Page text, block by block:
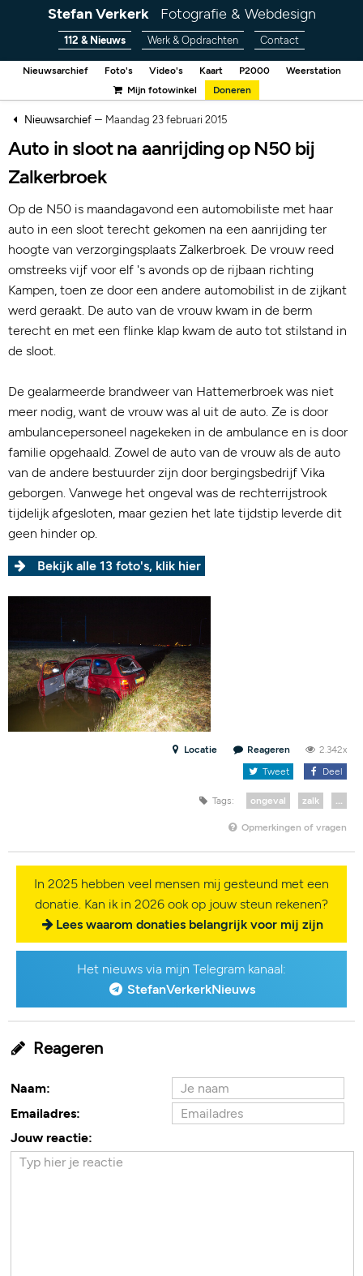
Stefan Verkerk Fotografie & Webdesign
112 & Nieuws Werk & Opdrachten Contact
Nieuwsarchief Foto's Video's Kaart P2000
Weerstation
Mijn fotowinkel
Doneren
Nieuwsarchief– Maandag 23 februari 2015
Auto in sloot na aanrijding op N50 bij
Zalkerbroek
Op de N50 is maandagavond een automobiliste met haar
auto in een sloot terecht gekomen na een aanrijding ter
hoogte van verzorgingsplaats Zalkerbroek. De vrouw reed
omstreeks vijf voor elf 's avonds op de rijbaan richting
Kampen, toen ze door een andere automobilist in de zijkant
werd geraakt. De auto van de vrouw kwam in de berm
terecht en met een flinke klap kwam de auto tot stilstand in
de sloot.
De gealarmeerde brandweer van Hattemerbroek was niet
meer nodig, want de vrouw was al uit de auto. Ze is door
ambulancepersoneel nagekeken in de ambulance en is door
familie opgehaald. Zowel de auto van de vrouw als de auto
van de andere bestuurder zijn door bergingsbedrijf Vika
geborgen. Vanwege het ongeval was de rechterrijstrook
tijdelijk afgesloten, maar gezien het late tijdstip leverde dit
geen hinder op.
Bekijk alle 13 foto's, klik hier
Locatie Reageren
2.342x
Tweet
Deel
Tags: ongeval zalk
Opmerkingen of vragen
In 2025 hebben veel mensen mij gesteund met een
donatie. Kan ik in 2026 ook op jouw steun rekenen?
Lees waarom donaties belangrijk voor mij zijn
Het nieuws via mijn Telegram kanaal:
StefanVerkerkNieuws
Reageren
Naam:
Emailadres:
Jouw reactie: